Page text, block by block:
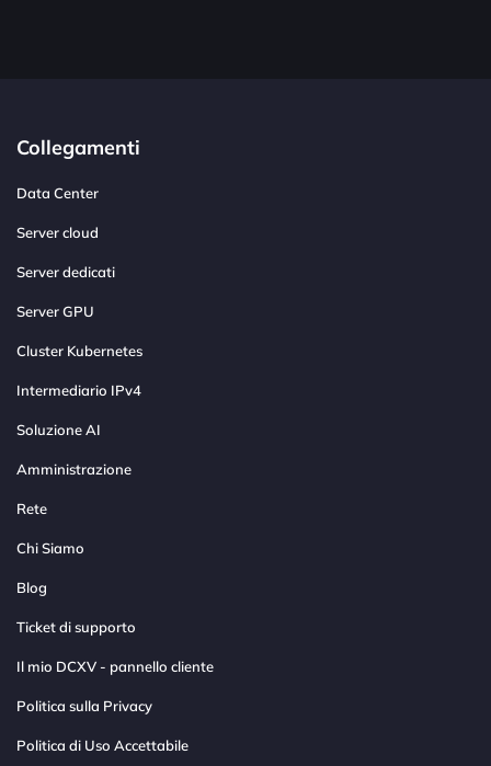
Collegamenti
Data Center
Server cloud
Server dedicati
Server GPU
Cluster Kubernetes
Intermediario IPv4
Soluzione AI
Amministrazione
Rete
Chi Siamo
Blog
Ticket di supporto
Il mio DCXV - pannello cliente
Politica sulla Privacy
Politica di Uso Accettabile